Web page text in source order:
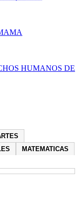
HUMANOS DE
MATEMATICAS